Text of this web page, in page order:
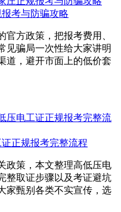
考与防骗攻略
方政策，把报考费用、
见骗局一次性给大家讲明
道，避开市面上的低价套
正规报考完整流程
政策，本文整理高低压电
整取证步骤以及考证避坑
家甄别各类不实宣传，选